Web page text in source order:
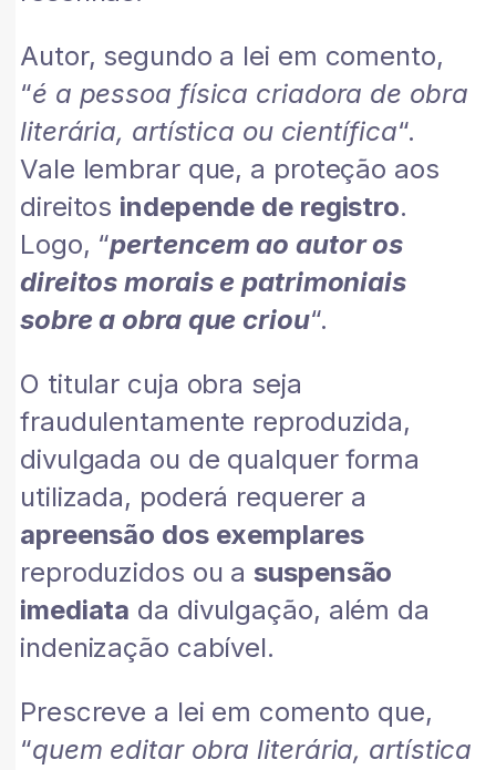
Autor, segundo a lei em comento,
“é a pessoa física criadora de obra
literária, artística ou científica“.
Vale lembrar que, a proteção aos
direitos independe de registro.
Logo, “pertencem ao autor os
direitos morais e patrimoniais
sobre a obra que criou“.
O titular cuja obra seja
fraudulentamente reproduzida,
divulgada ou de qualquer forma
utilizada, poderá requerer a
apreensão dos exemplares
reproduzidos ou asuspensão
imediata da divulgação, além da
indenização cabível.
Prescreve a lei em comento que,
“quem editar obra literária, artística